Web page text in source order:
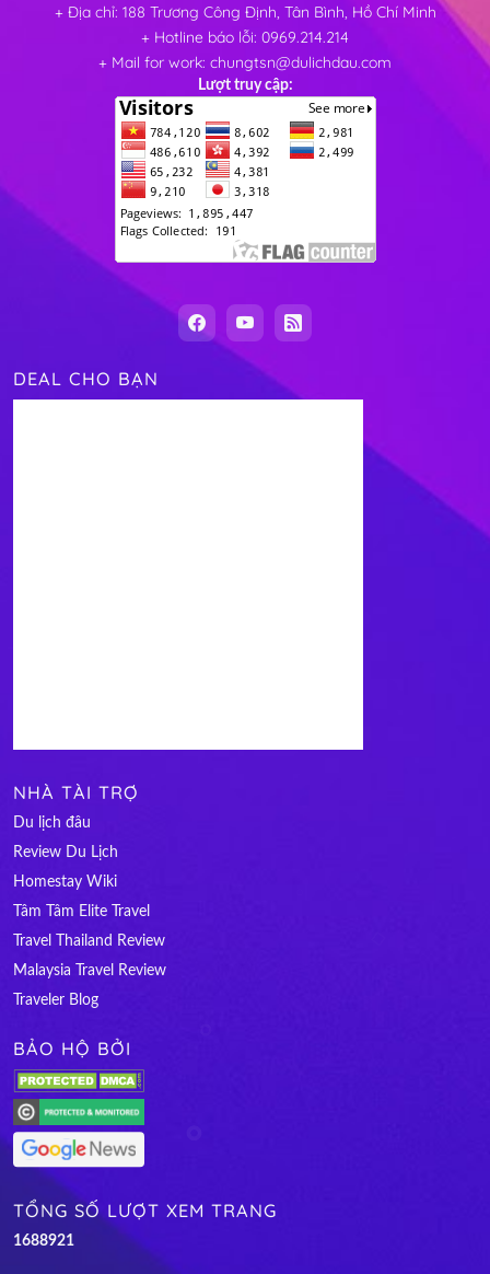
+ Địa chỉ: 188 Trương Công Định, Tân Bình, Hồ Chí Minh
+ Hotline báo lỗi: 0969.214.214
+ Mail for work: chungtsn@dulichdau.com
Lượt truy cập:
DEAL CHO BẠN
NHÀ TÀI TRỢ
Du lịch đâu
Review Du Lịch
Homestay Wiki
Tâm Tâm Elite Travel
Travel Thailand Review
Malaysia Travel Review
Traveler Blog
BẢO HỘ BỞI
TỔNG SỐ LƯỢT XEM TRANG
1688921